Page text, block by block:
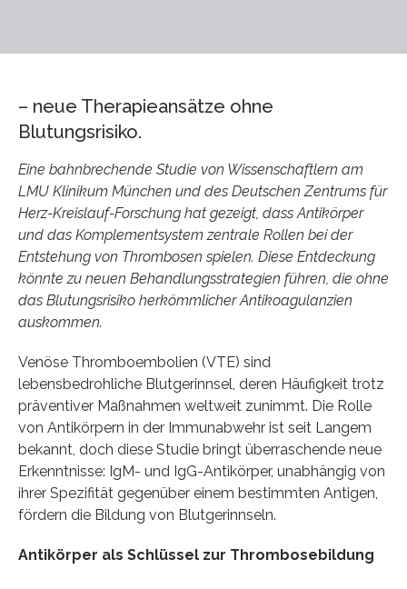
– neue Therapieansätze ohne
Blutungsrisiko.
Eine bahnbrechende Studie von Wissenschaftlern am
LMU Klinikum München und des Deutschen Zentrums für
Herz-Kreislauf-Forschung hat gezeigt, dass Antikörper
und das Komplementsystem zentrale Rollen bei der
Entstehung von Thrombosen spielen. Diese Entdeckung
könnte zu neuen Behandlungsstrategien führen, die ohne
das Blutungsrisiko herkömmlicher Antikoagulanzien
auskommen.
Venöse Thromboembolien (VTE) sind
lebensbedrohliche Blutgerinnsel, deren Häufigkeit trotz
präventiver Maßnahmen weltweit zunimmt. Die Rolle
von Antikörpern in der Immunabwehr ist seit Langem
bekannt, doch diese Studie bringt überraschende neue
Erkenntnisse: IgM- und IgG-Antikörper, unabhängig von
ihrer Spezifität gegenüber einem bestimmten Antigen,
fördern die Bildung von Blutgerinnseln.
Antikörper als Schlüssel zur Thrombosebildung